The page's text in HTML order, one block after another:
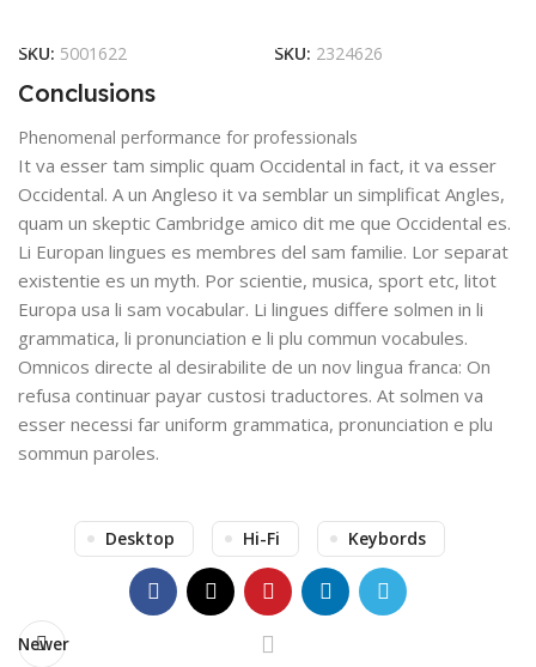
SKU: 5001622 SKU: 2324626
Conclusions
Phenomenal performance for professionals
It va esser tam simplic quam Occidental in fact, it va esser
Occidental. A un Angleso it va semblar un simplificat Angles,
quam un skeptic Cambridge amico dit me que Occidental es.
Li Europan lingues es membres del sam familie. Lor separat
existentie es un myth. Por scientie, musica, sport etc, litot
Europa usa li sam vocabular. Li lingues differe solmen in li
grammatica, li pronunciation e li plu commun vocabules.
Omnicos directe al desirabilite de un nov lingua franca: On
refusa continuar payar custosi traductores. At solmen va
esser necessi far uniform grammatica, pronunciation e plu
sommun paroles.
Desktop Hi-Fi Keybords
Newer